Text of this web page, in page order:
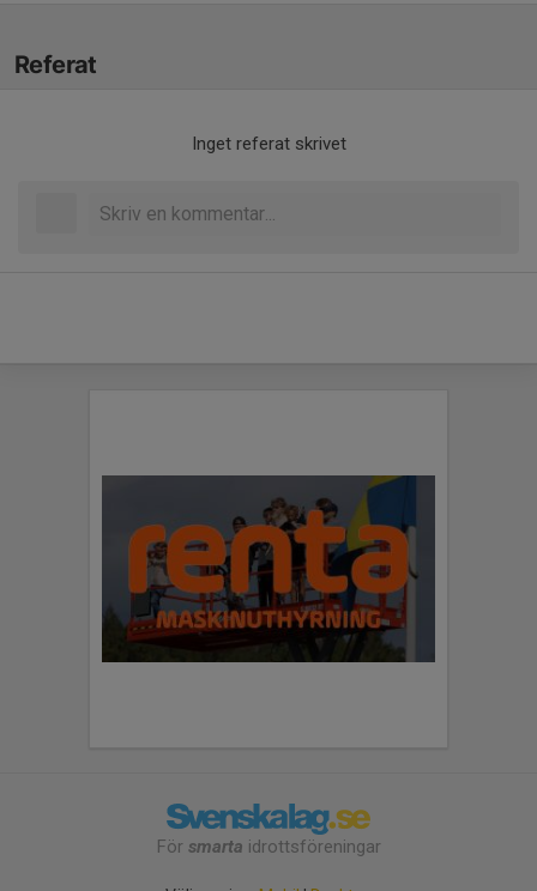
Referat
Inget referat skrivet
För smarta idrottsföreningar